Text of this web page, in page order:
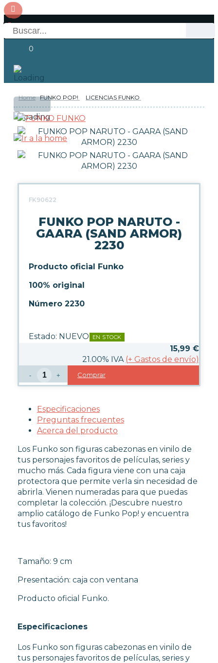
0
Acceso
OFERTAS
RESERVAS
NOVEDADES
FUNKO POP!
LICENCIAS FUNKO
FUNKO POP ANIMACIÓN
FUNKO POP ANIME
FUNKO POP DC COMICS
FUNKO POP DISNEY
ANILLOS
FUNKO POP HARRY POTTER
FUNKO POP MARVEL
FUNKO POP ONE PIECE
FUNKO POP STAR WARS
FUNKO POP STRANGER
THINGS
FUNKO POP TERROR
FUNKO POP VIDEOJUEGOS
PROTECTORES FUNKO POP
FUNKO POP DAÑADOS
COLECCIONISMO
WARHAMMER
MERCHANDISING
OUTLET
Home FUNKO POP! LICENCIAS FUNKO
FUNKO
FK90622
FUNKO POP NARUTO -
GAARA (SAND ARMOR)
2230
Producto oficial Funko
100% original
Número 2230
Estado: NUEVO EN STOCK
15,99 €
21.00% IVA (+ Gastos de envío)
- + Comprar
Especificaciones
Preguntas frecuentes
Acerca del producto
Los Funko son figuras cabezonas en vinilo de
tus personajes favoritos de películas, series y
mucho más. Cada figura viene con una caja
protectora que permite verla sin necesidad de
abrirla. Vienen numeradas para que puedas
completar la colección. ¡Descubre nuestro
amplio catálogo de Funko Pop! y encuentra
tus favoritos!
Tamaño: 9 cm
Presentación: caja con ventana
Producto oficial Funko.
Especificaciones
Los Funko son figuras cabezonas en vinilo de
tus personajes favoritos de películas, series y